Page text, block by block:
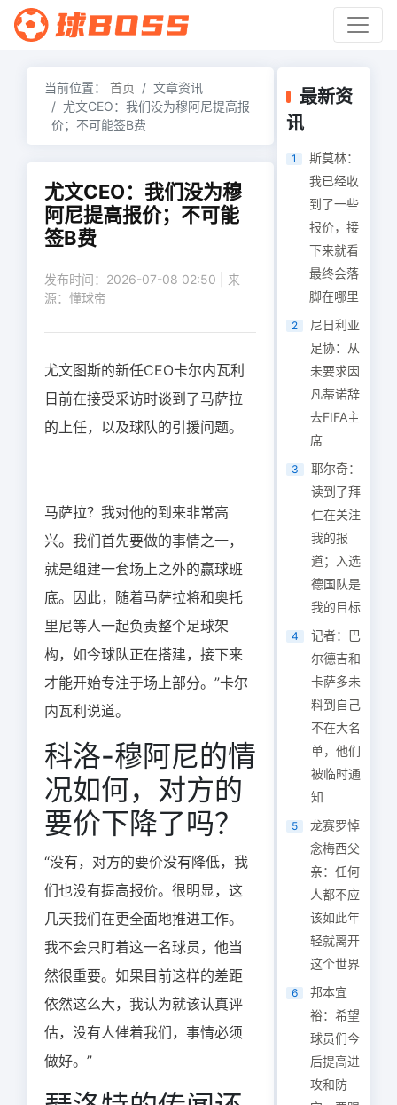
当前位置： 首页
文章资讯
尤文CEO：我们没为穆阿尼提高报
价；不可能签B费
尤文CEO：我们没为穆
阿尼提高报价；不可能
签B费
发布时间：2026-07-08 02:50 | 来
源：懂球帝
尤文图斯的新任CEO卡尔内瓦利
日前在接受采访时谈到了马萨拉
的上任，以及球队的引援问题。
马萨拉？我对他的到来非常高
兴。我们首先要做的事情之一，
就是组建一套场上之外的赢球班
底。因此，随着马萨拉将和奥托
里尼等人一起负责整个足球架
构，如今球队正在搭建，接下来
才能开始专注于场上部分。”卡尔
内瓦利说道。
科洛-穆阿尼的情
况如何，对方的
要价下降了吗？
“没有，对方的要价没有降低，我
们也没有提高报价。很明显，这
几天我们在更全面地推进工作。
我不会只盯着这一名球员，他当
然很重要。如果目前这样的差距
依然这么大，我认为就该认真评
估，没有人催着我们，事情必须
做好。”
最新资
讯
1
斯莫林：
我已经收
到了一些
报价，接
下来就看
最终会落
脚在哪里
2
尼日利亚
足协：从
未要求因
凡蒂诺辞
去FIFA主
席
3
耶尔奇：
读到了拜
仁在关注
我的报
道；入选
德国队是
我的目标
4
记者：巴
尔德吉和
卡萨多未
料到自己
不在大名
单，他们
被临时通
知
5
龙赛罗悼
念梅西父
亲：任何
人都不应
该如此年
轻就离开
这个世界
6
邦本宜
裕：希望
球员们今
后提高进
攻和防